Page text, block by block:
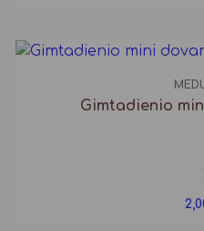
Gimtadienio